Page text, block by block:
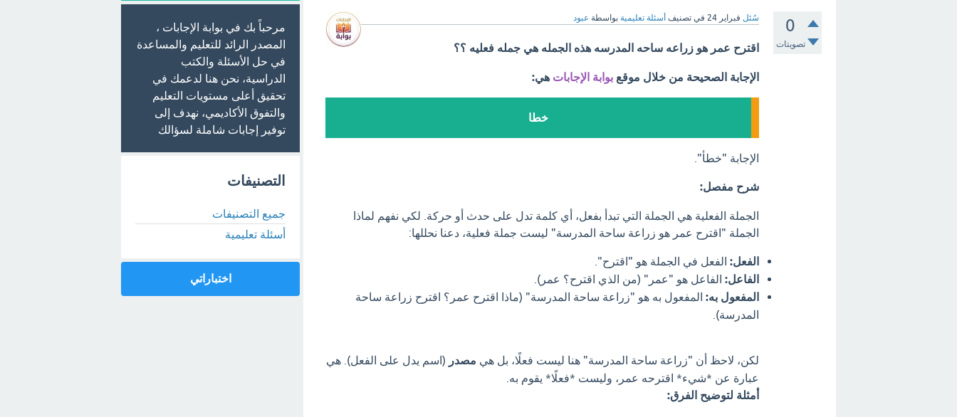
0
تصويتات
سُئل فبراير 24 في تصنيف أسئلة تعليمية بواسطة عبود
اقترح عمر هو زراعه ساحه المدرسه هذه الجمله هي جمله فعليه ؟؟
الإجابة الصحيحة من خلال موقع بوابة الإجابات هي:
خطا
الإجابة "خطأ".
شرح مفصل:
الجملة الفعلية هي الجملة التي تبدأ بفعل، أي كلمة تدل على حدث أو حركة. لكي نفهم لماذا
الجملة "اقترح عمر هو زراعة ساحة المدرسة" ليست جملة فعلية، دعنا نحللها:
الفعل: الفعل في الجملة هو "اقترح".
الفاعل: الفاعل هو "عمر" (من الذي اقترح؟ عمر).
المفعول به: المفعول به هو "زراعة ساحة المدرسة" (ماذا اقترح عمر؟ اقترح زراعة ساحة
المدرسة).
لكن، لاحظ أن "زراعة ساحة المدرسة" هنا ليست فعلًا، بل هي مصدر (اسم يدل على الفعل). هي
عبارة عن *شيء* اقترحه عمر، وليست *فعلًا* يقوم به.
أمثلة لتوضيح الفرق:
مرحباً بك في بوابة الإجابات ،
المصدر الرائد للتعليم والمساعدة
في حل الأسئلة والكتب
الدراسية، نحن هنا لدعمك في
تحقيق أعلى مستويات التعليم
والتفوق الأكاديمي، نهدف إلى
توفير إجابات شاملة لسؤالك
التصنيفات
جميع التصنيفات
أسئلة تعليمية
اختباراتي